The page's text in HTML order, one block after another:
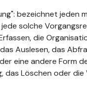
bezeichnet jeden
solche
die
Auslesen, das
eine andere Form
das Löschen oder die